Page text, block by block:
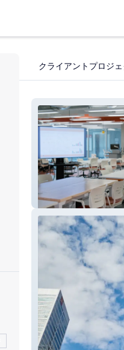
クライアントプロジェ
Denvr Dataworks